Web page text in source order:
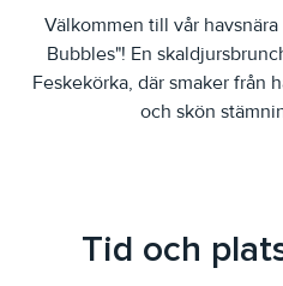
Välkommen till vår
Bubbles"! En
Feskekörka, där smaker från
och skön
Tid och